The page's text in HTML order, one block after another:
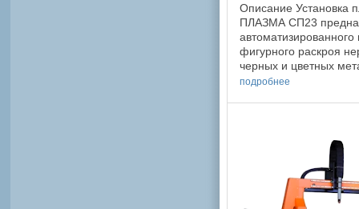
Описание Установка
ПЛАЗМА СП23
автоматизированного
фигурного раскроя
черных и цветных
плазменной или газо-
подробнее